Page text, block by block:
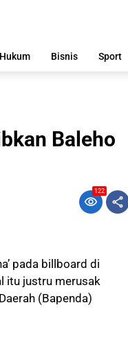
Hukum Bisnis Sport
Baleho
122
pada billboard di
itu justru merusak
(Bapenda)